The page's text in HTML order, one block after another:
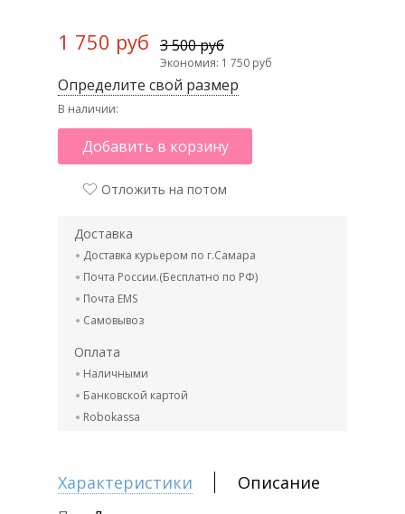
1 750 руб 3 500 руб
Экономия: 1 750 руб
Определите свой размер
В наличии:
Добавить в корзину
Отложить на потом
Доставка
Доставка курьером по г.Самара
Почта России.(Бесплатно по РФ)
Почта EMS
Самовывоз
Оплата
Наличными
Банковской картой
Robokassa
Характеристики Описание